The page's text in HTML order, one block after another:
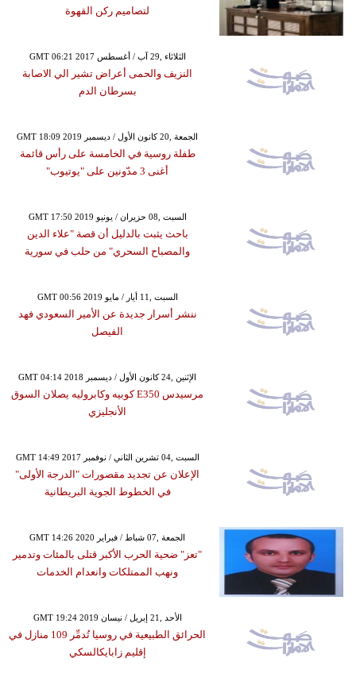
لتصاميم ركن القهوة
GMT 06:21 2017 الثلاثاء ,29 آب / أغسطس
النزيف والحمى أعراض تشير الي الاصابة
بسرطان الدم
GMT 18:09 2019 الجمعة ,20 كانون الأول / ديسمبر
طفلة روسية في الخامسة على رأس قائمة
أغنى 3 مدّونين على "يوتيوب"
GMT 17:50 2019 السبت ,08 حزيران / يونيو
باحث يثبت بالدليل أن قصة "علاء الدين
والمصباح السحري" من حلب في سورية
GMT 00:56 2019 السبت ,11 أيار / مايو
ننشر أسرار جديدة عن الأمير السعودي فهد
الفيصل
GMT 04:14 2018 الإثنين ,24 كانون الأول / ديسمبر
مرسيدس E350 كوبيه وكابروليه يصلان السوق
الأنجليزي
GMT 14:49 2017 السبت ,04 تشرين الثاني / نوفمبر
الإعلان عن تجديد مقصورات "الدرجة الأولى"
في الخطوط الجوية البريطانية
GMT 14:26 2020 الجمعة ,07 شباط / فبراير
"تعز" ضحية الحرب الأكبر قتلى بالمئات وتدمير
ونهب الممتلكات وانعدام الخدمات
GMT 19:24 2019 الأحد ,21 إبريل / نيسان
الحرائق الطبيعية في روسيا تُدمِّر 109 منازل في
إقليم زابايكالسكي